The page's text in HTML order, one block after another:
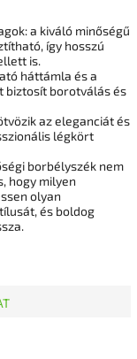
a kiváló minőségű
így hosszú
is.
háttámla és a
biztosít borotválás és
az eleganciát és
légkört
borbélyszék nem
hogy milyen
olyan
és boldog